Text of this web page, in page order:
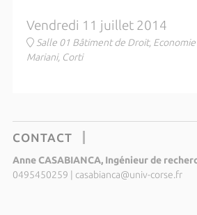
Vendredi 11 juillet 2014
Salle 01 Bâtiment de Droit,
Mariani, Corti
CONTACT
Anne CASABIANCA, Ingénieur de
0495450259
casabianca@univ-corse.fr